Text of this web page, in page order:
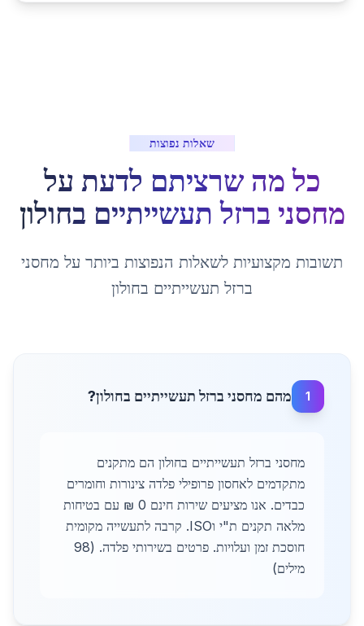
שאלות נפוצות
כל מה שרציתם לדעת על
מחסני ברזל תעשייתיים בחולון
תשובות מקצועיות לשאלות הנפוצות ביותר על מחסני
ברזל תעשייתיים בחולון
1 מהם מחסני ברזל תעשייתיים בחולון?
מחסני ברזל תעשייתיים בחולון הם מתקנים
מתקדמים לאחסון פרופילי פלדה צינורות וחומרים
כבדים. אנו מציעים שירות חינם 0 ₪ עם בטיחות
מלאה תקנים ת"י וISO. קרבה לתעשייה מקומית
חוסכת זמן ועלויות. פרטים בשירותי פלדה. (98
מילים)